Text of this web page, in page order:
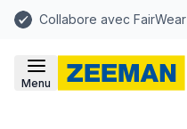
Collabore avec FairWear
Menu